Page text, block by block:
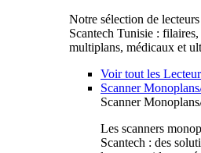
Notre sélection de
Scantech Tunisie :
multiplans, médicaux et
Voir tout les
Scanner
Scanner
Les scanners
Scantech : des